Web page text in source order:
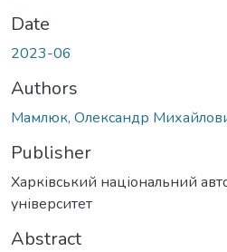
Date
2023-06
Authors
Мамлюк, Олександр
Publisher
Харківський національний
університет
Abstract